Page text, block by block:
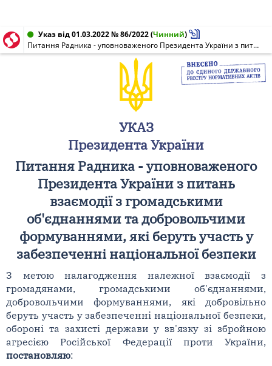
Указ від 01.03.2022 № 86/2022(Чинний)
Питання Радника - уповноваженого Президента України з питань взаємодії з громадськими об'єднаннями та добровольчими формуваннями, які беруть участь у забезпеченні національної безпеки